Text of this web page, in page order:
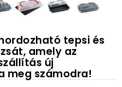
tepsi és
amely az
új
meg számodra!